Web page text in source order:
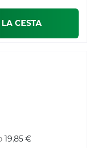
CESTA
19,85 €